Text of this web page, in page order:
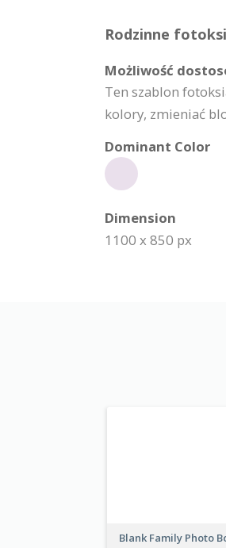
Rodzinne
Możliwość
Ten szablon
kolory, zmieniać
Dominant Color
Dimension
1100 x 850 px
Blank Family Photo